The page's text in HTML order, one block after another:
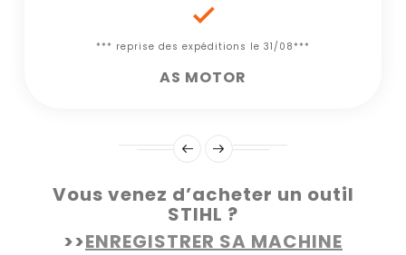

*** reprise des expéditions le 31/08***
AS MOTOR
Vous venez d’acheter un outil
STIHL ?
>>ENREGISTRER SA MACHINE